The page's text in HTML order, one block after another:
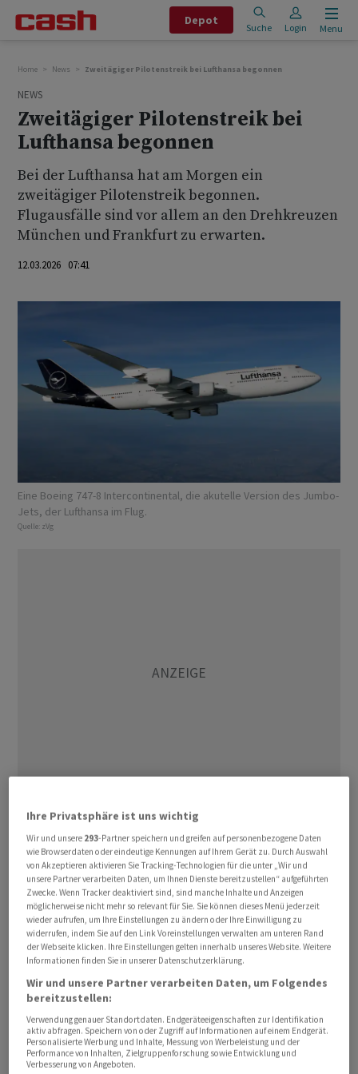
Depot
Suche Login Menu
Home News Zweitägiger Pilotenstreik bei Lufthansa begonnen
NEWS
Zweitägiger Pilotenstreik bei
Lufthansa begonnen
Bei der Lufthansa hat am Morgen ein
zweitägiger Pilotenstreik begonnen.
Flugausfälle sind vor allem an den Drehkreuzen
München und Frankfurt zu erwarten.
12.03.2026 07:41
Eine Boeing 747-8 Intercontinental, die akutelle Version des Jumbo-
Jets, der Lufthansa im Flug.
Quelle: zVg
Das Unternehmen hat aber zugesichert, dass an beiden
Streiktagen mindestens die Hälfte der geplanten Flüge
stattfindet. Auf der Langstrecke könnten sogar 60
Prozent der Flüge starten.
Zuvor hatte bereits streikende Gewerkschaft
Vereinigung Cockpit eingeräumt, dass der Streik
diesmal kleiner ausfällt als bei der ersten Welle vor
einem Monat. Gewerkschaftschef Andreas Pinheiro
erwartet rund 300 Flugausfälle pro Tag. Das ergebe eine
ausreichende Streikwirkung und sei Teil der
gewerkschaftlichen Strategie. Bei der ersten
Streikwelle am 12. Februar waren rund 800 Flüge und
Ihre Privatsphäre ist uns wichtig
Wir und unsere 293-Partner speichern und greifen auf personenbezogene Daten
wie Browserdaten oder eindeutige Kennungen auf Ihrem Gerät zu. Durch Auswahl
von Akzeptieren aktivieren Sie Tracking-Technologien für die unter „Wir und
unsere Partner verarbeiten Daten, um Ihnen Dienste bereitzustellen“ aufgeführten
Zwecke. Wenn Tracker deaktiviert sind, sind manche Inhalte und Anzeigen
möglicherweise nicht mehr so relevant für Sie. Sie können dieses Menü jederzeit
wieder aufrufen, um Ihre Einstellungen zu ändern oder Ihre Einwilligung zu
widerrufen, indem Sie auf den Link Voreinstellungen verwalten am unteren Rand
der Webseite klicken. Ihre Einstellungen gelten innerhalb unseres Website. Weitere
Informationen finden Sie in unserer Datenschutzerklärung.
Wir und unsere Partner verarbeiten Daten, um Folgendes
bereitzustellen:
Verwendung genauer Standortdaten. Endgeräteeigenschaften zur Identifikation
aktiv abfragen. Speichern von oder Zugriff auf Informationen auf einem Endgerät.
Personalisierte Werbung und Inhalte, Messung von Werbeleistung und der
Performance von Inhalten, Zielgruppenforschung sowie Entwicklung und
Verbesserung von Angeboten.